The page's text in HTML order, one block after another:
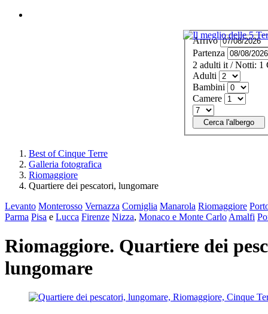
Arrivo
Partenza
2 adulti it / Notti: 1
Adulti
Bambini
Camere
Cerca l'albergo
Best of Cinque Terre
Galleria fotografica
Riomaggiore
Quartiere dei pescatori, lungomare
Levanto Monterosso Vernazza Corniglia Manarola Riomaggiore
Parma Pisa e Lucca Firenze Nizza, Monaco e Monte Carlo Amalfi
Riomaggiore. Quartiere dei
lungomare